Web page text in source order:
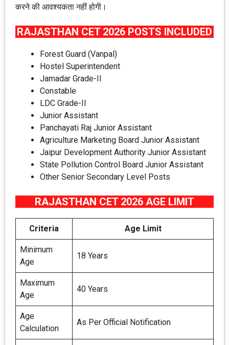
करने की आवश्यकता नहीं होगी।
RAJASTHAN CET 2026 POSTS INCLUDED
Forest Guard (Vanpal)
Hostel Superintendent
Jamadar Grade-II
Constable
LDC Grade-II
Junior Assistant
Panchayati Raj Junior Assistant
Agriculture Marketing Board Junior Assistant
Jaipur Development Authority Junior Assistant
State Pollution Control Board Junior Assistant
Other Senior Secondary Level Posts
RAJASTHAN CET 2026 AGE LIMIT
Criteria Age Limit
Minimum
Age
18 Years
Maximum
Age
40 Years
Age
Calculation
As Per Official Notification